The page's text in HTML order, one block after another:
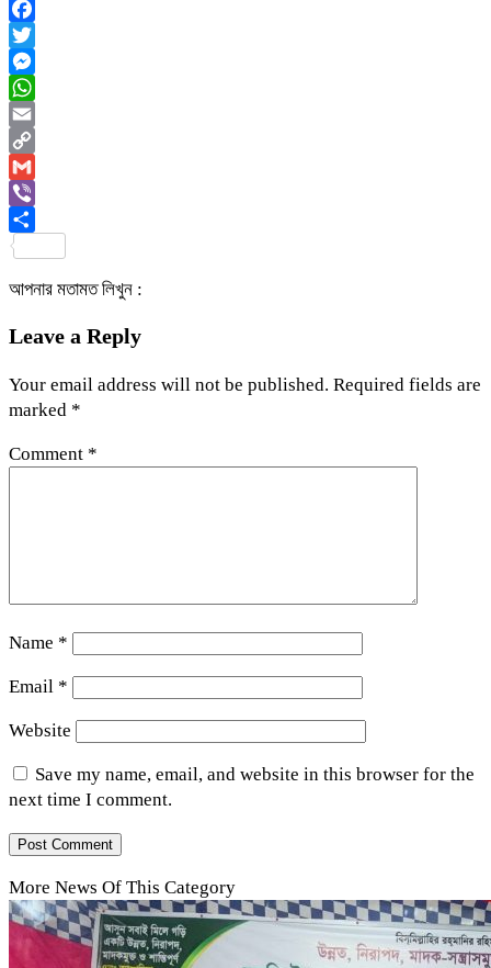
Facebook
Twitter
Messenger
WhatsApp
Email
Copy
Link
Gmail
Viber
আপনার মতামত লিখুন :
Leave a Reply
Your email address will not be published. Required fields are
marked *
Comment *
Name *
Email *
Website
Save my name, email, and website in this browser for the
next time I comment.
More News Of This Category